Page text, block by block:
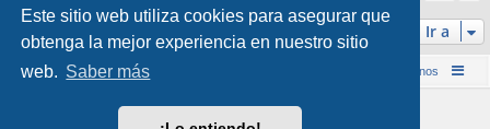
Este sitio web utiliza cookies para asegurar que
obtenga la mejor experiencia en nuestro sitio
web. Saber más
Ir a
Inicio (Web) Foro Punta de Lanza Wargames Contáctenos
Desarrollado porphpBB® Forum Software © phpBB Limited